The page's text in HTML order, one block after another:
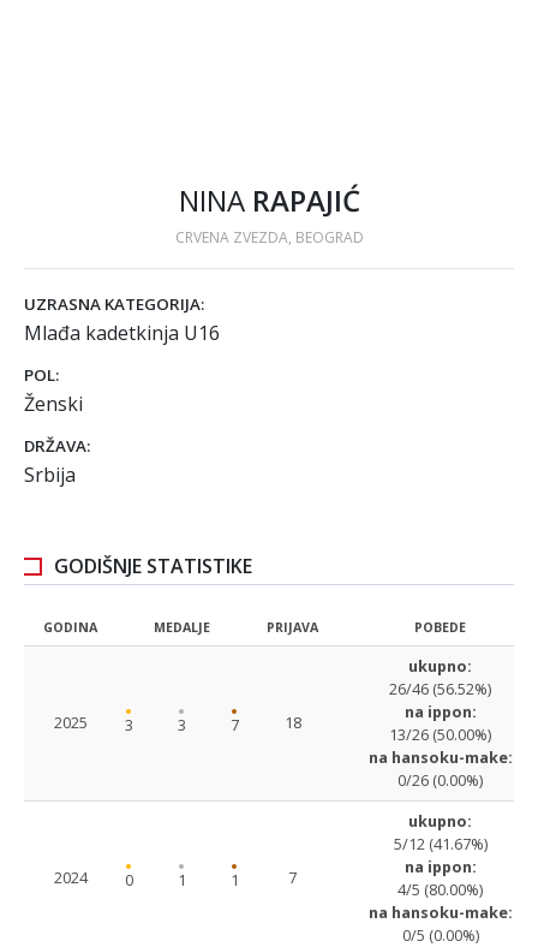
NINA RAPAJIĆ
CRVENA ZVEZDA, BEOGRAD
UZRASNA KATEGORIJA:
Mlađa kadetkinja U16
POL:
Ženski
DRŽAVA:
Srbija
GODIŠNJE STATISTIKE
GODINA MEDALJE PRIJAVA POBEDE
2025 3 3 7 18
ukupno:
26/46 (56.52%)
na ippon:
13/26 (50.00%)
na hansoku-make:
0/26 (0.00%)
2024 0 1 1 7
ukupno:
5/12 (41.67%)
na ippon:
4/5 (80.00%)
na hansoku-make:
0/5 (0.00%)